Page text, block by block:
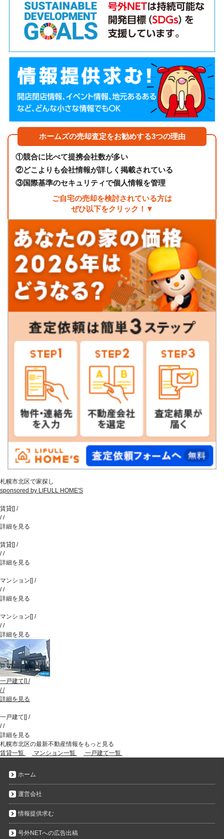
ホームズの売却査定をお勧めする3つの理由
①競合に比べて提携会社数が多い
②どこよりも会社情報が詳しく掲載されている
③国際基準のセキュリティで個人情報を管理
ご自宅の売却を検討されている方は
ぜひ以下をクリック！▼
札幌市北区で家探し
sponsored by LIFULL HOME'S
賃貸[] /
//
詳細を見る
賃貸[] /
//
詳細を見る
マンション [] /
//
詳細を見る
マンション [] /
//
詳細を見る
一戸建て [] /
//
詳細を見る
一戸建て [] /
//
詳細を見る
札幌市北区の最新不動産情報をもっと見る
賃貸一覧
マンション一覧 一戸建て一覧
ホーム
運営会社
情報提供求む
号外NETへの広告出稿